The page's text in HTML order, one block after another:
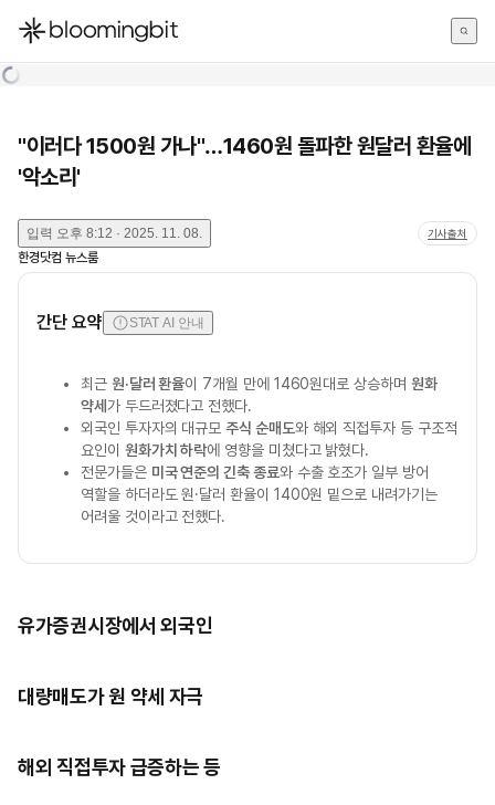
한국어
"이러다 1500원 가나"…1460원 돌파한 원달러 환율에
'악소리'
입력 오후 8:12 · 2025. 11. 08. 기사출처
한경닷컴 뉴스룸
간단 요약 STAT AI 안내
최근 원·달러 환율이 7개월 만에 1460원대로 상승하며 원화
약세 가 두드러졌다고 전했다.
외국인 투자자의 대규모주식 순매도와 해외 직접투자 등 구조적
요인이 원화가치 하락에 영향을 미쳤다고 밝혔다.
전문가들은 미국 연준의 긴축 종료와 수출 호조가 일부 방어
역할을 하더라도 원·달러 환율이 1400원 밑으로 내려가기는
어려울 것이라고 전했다.
유가증권시장에서 외국인
대량매도가 원 약세 자극
해외 직접투자 급증하는 등